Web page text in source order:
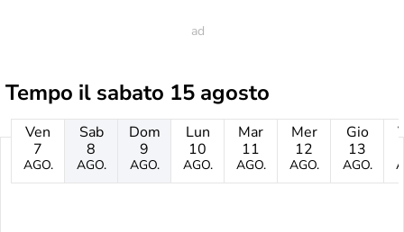
Tempo il sabato 15 agosto
Ven
7
AGO.
Sab
8
AGO.
Dom
9
AGO.
Lun
10
AGO.
Mar
11
AGO.
Mer
12
AGO.
Gio
13
AGO.